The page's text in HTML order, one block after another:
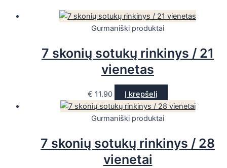
Gurmaniški produktai
7 skonių sotukų rinkinys / 21
vienetas
€ 11.90 Į krepšelį
Gurmaniški produktai
7 skonių sotukų rinkinys / 28
vienetai